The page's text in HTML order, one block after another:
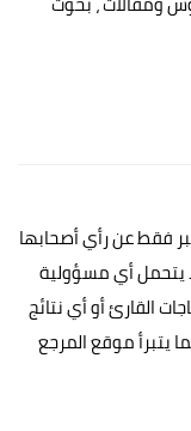
فقط عن رأي أصحابها
يتحمل أي مسؤولية
القارئ أو أي نتائج
يتبرأ موقع المرجع